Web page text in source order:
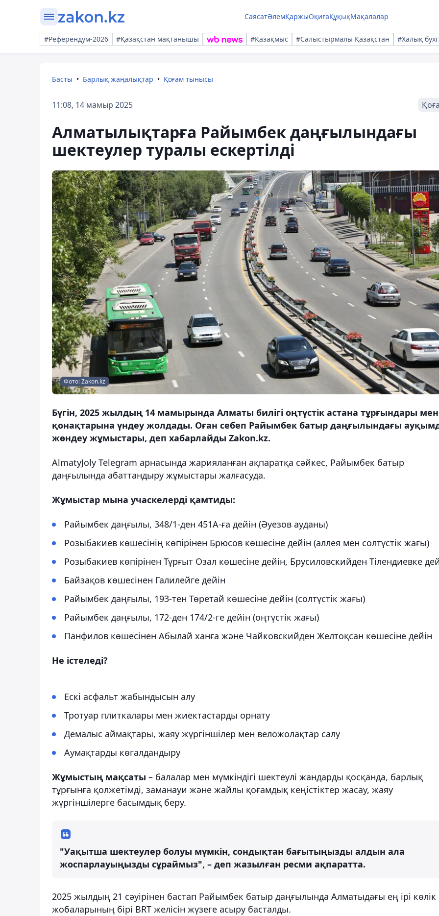
СаясатӘлемҚаржыОқиғаҚұқықМақалалар
#Референдум-2026 #Қазақстан мақтанышы #Қазақмыс #Салыстырмалы Қазақстан #Халық
Басты Барлық жаңалықтар Қоғам тынысы
11:08, 14 мамыр 2025
Алматылықтарға Райымбек даңғылындағы
шектеулер туралы ескертілді
Фото: Zakon.kz
Бүгін, 2025 жылдың 14 мамырында Алматы билігі оңтүстік астана тұрғындары мен
қонақтарына үндеу жолдады. Оған себеп Райымбек батыр даңғылындағы
жөндеу жұмыстары, деп хабарлайды Zakon.kz.
AlmatyJoly Telegram арнасында жарияланған ақпаратқа сәйкес, Райымбек батыр
даңғылында абаттандыру жұмыстары жалғасуда.
Жұмыстар мына учаскелерді қамтиды:
Райымбек даңғылы, 348/1-ден 451А-ға дейін (Әуезов ауданы)
Розыбакиев көшесінің көпірінен Брюсов көшесіне дейін (аллея мен солтүстік жағы)
Розыбакиев көпірінен Тұрғыт Озал көшесіне дейін, Брусиловскийден Тілендиевке
Байзақов көшесінен Галилейге дейін
Райымбек даңғылы, 193-тен Төретай көшесіне дейін (солтүстік жағы)
Райымбек даңғылы, 172-ден 174/2-ге дейін (оңтүстік жағы)
Панфилов көшесінен Абылай ханға және Чайковскийден Желтоқсан көшесіне дейін
Не істеледі?
Ескі асфальт жабындысын алу
Тротуар плиткалары мен жиектастарды орнату
Демалыс аймақтары, жаяу жүргіншілер мен веложолақтар салу
Аумақтарды көгалдандыру
Жұмыстың мақсаты – балалар мен мүмкіндігі шектеулі жандарды қосқанда, барлық
тұрғынға қолжетімді, заманауи және жайлы қоғамдық кеңістіктер жасау, жаяу
жүргіншілерге басымдық беру.
"Уақытша шектеулер болуы мүмкін, сондықтан бағытыңызды алдын ала
жоспарлауыңызды сұраймыз", – деп жазылған ресми ақпаратта.
2025 жылдың 21 сәуірінен бастап Райымбек батыр даңғылында Алматыдағы ең ірі көлік
жобаларының бірі BRT желісін жүзеге асыру басталды.